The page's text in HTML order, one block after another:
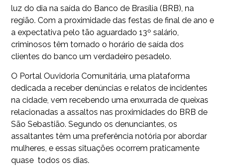
luz do dia na saída do Banco de Brasília (BRB), na
região. Com a proximidade das festas de final de ano e
a expectativa pelo tão aguardado 13º salário,
criminosos têm tornado o horário de saída dos
clientes do banco um verdadeiro pesadelo.
O Portal Ouvidoria Comunitária, uma plataforma
dedicada a receber denúncias e relatos de incidentes
na cidade, vem recebendo uma enxurrada de queixas
relacionadas a assaltos nas proximidades do BRB de
São Sebastião. Segundo os denunciantes, os
assaltantes têm uma preferência notória por abordar
mulheres, e essas situações ocorrem praticamente
quase todos os dias.